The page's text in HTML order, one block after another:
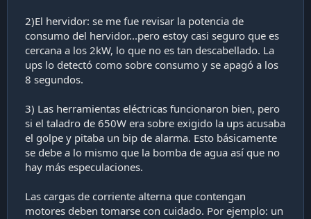
2)El hervidor: se me fue revisar la potencia de
consumo del hervidor...pero estoy casi seguro que es
cercana a los 2kW, lo que no es tan descabellado. La
ups lo detectó como sobre consumo y se apagó a los
8 segundos.
3) Las herramientas eléctricas funcionaron bien, pero
si el taladro de 650W era sobre exigido la ups acusaba
el golpe y pitaba un bip de alarma. Esto básicamente
se debe a lo mismo que la bomba de agua así que no
hay más especulaciones.
Las cargas de corriente alterna que contengan
motores deben tomarse con cuidado. Por ejemplo: un